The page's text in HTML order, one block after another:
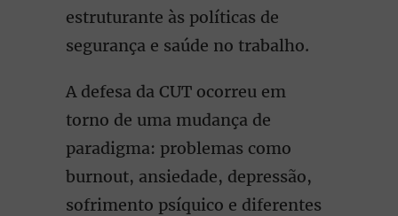
estruturante às políticas de
segurança e saúde no trabalho.
A defesa da CUT ocorreu em
torno de uma mudança de
paradigma: problemas como
burnout, ansiedade, depressão,
sofrimento psíquico e diferentes